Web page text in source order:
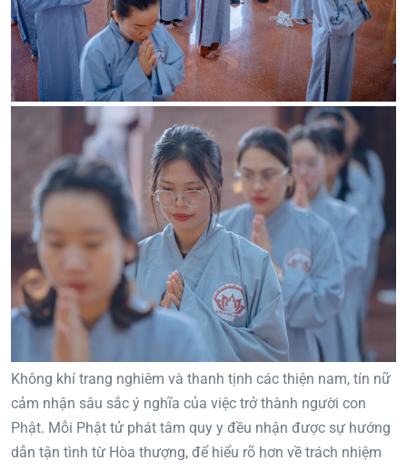
Không khí trang nghiêm và thanh tịnh các thiện nam, tín nữ
cảm nhận sâu sắc ý nghĩa của việc trở thành người con
Phật. Mỗi Phật tử phát tâm quy y đều nhận được sự hướng
dẫn tận tình từ Hòa thượng, để hiểu rõ hơn về trách nhiệm